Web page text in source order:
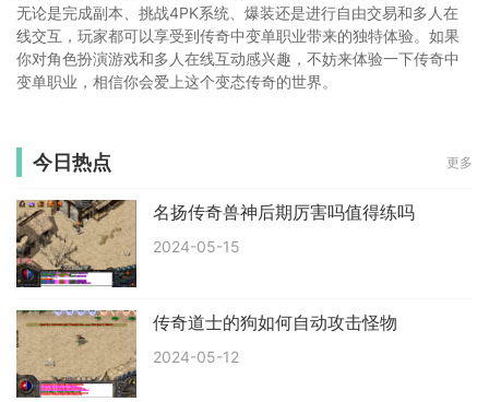
无论是完成副本、挑战4PK系统、爆装还是进行自由交易和多人在
线交互，玩家都可以享受到传奇中变单职业带来的独特体验。如果
你对角色扮演游戏和多人在线互动感兴趣，不妨来体验一下传奇中
变单职业，相信你会爱上这个变态传奇的世界。
今日热点 更多
名扬传奇兽神后期厉害吗值得练吗
2024-05-15
传奇道士的狗如何自动攻击怪物
2024-05-12